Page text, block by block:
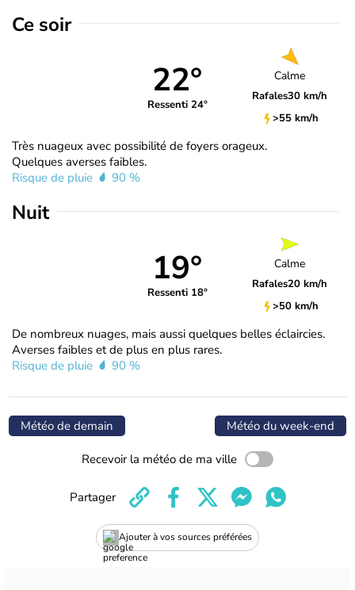
Ce soir
22°
Ressenti 24°
Calme
Rafales30 km/h
>55 km/h
Très nuageux avec possibilité de foyers orageux.
Quelques averses faibles.
Risque de pluie
90 %
Nuit
19°
Ressenti 18°
Calme
Rafales20 km/h
>50 km/h
De nombreux nuages, mais aussi quelques belles éclaircies.
Averses faibles et de plus en plus rares.
Risque de pluie
90 %
Météo de demain Météo du week-end
Recevoir la météo de ma ville
Ajouter à vos sources préférées
Partager